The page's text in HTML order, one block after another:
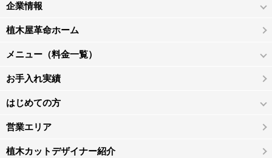
企業情報
植木屋革命ホーム
メニュー（料金一覧）
お手入れ実績
はじめての方
営業エリア
植木カットデザイナー紹介